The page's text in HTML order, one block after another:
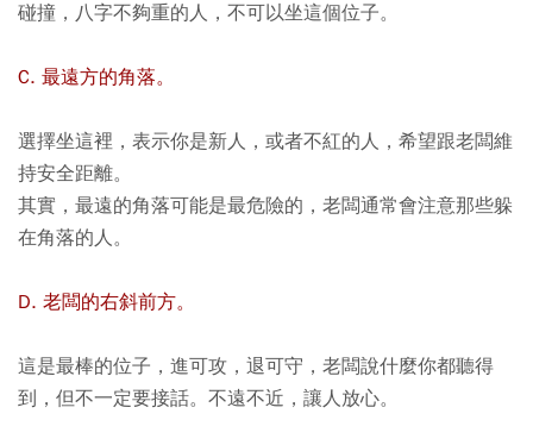
碰撞，八字不夠重的人，不可以坐這個位子。
C. 最遠方的角落。
選擇坐這裡，表示你是新人，或者不紅的人，希望跟老闆維
持安全距離。
其實，最遠的角落可能是最危險的，老闆通常會注意那些躲
在角落的人。
D. 老闆的右斜前方。
這是最棒的位子，進可攻，退可守，老闆說什麼你都聽得
到，但不一定要接話。不遠不近，讓人放心。